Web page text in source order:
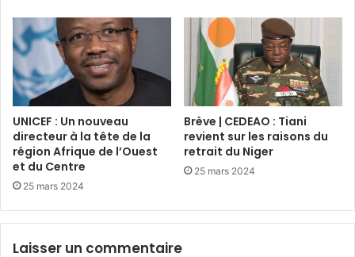
UNICEF : Un nouveau
directeur à la tête de la
région Afrique de l’Ouest
et du Centre
25 mars 2024
Brève | CEDEAO : Tiani
revient sur les raisons du
retrait du Niger
25 mars 2024
Laisser un commentaire